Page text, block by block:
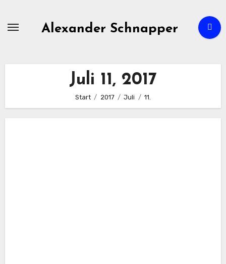
Alexander Schnapper
Juli 11, 2017
Start 2017 Juli 11.